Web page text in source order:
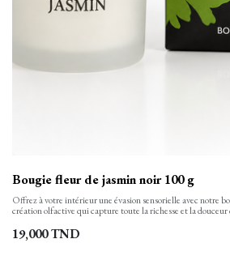
Bougie fleur de jasmin noir 100 g
Offrez à votre intérieur une évasion sensorielle avec notre
création olfactive qui capture toute la richesse et la douceur
19,000TND